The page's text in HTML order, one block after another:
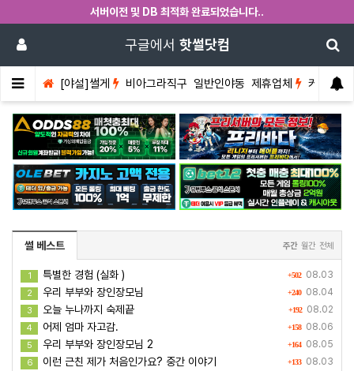
서버이전 및 DB 최적화 완료되었습니다..
구글에서 핫썰닷컴
[야설]썰게 비아그라직구 일반인야동 제휴업체 커뮤니티
썰 베스트 주간 월간 전체
+502 08.03
1 특별한 경험 (실화 )
+240 08.04
2 우리 부부와 장인장모님
+192 08.02
3 오늘 누나까지 숙제끝
+158 08.06
4 어제 엄마 자고감.
+164 08.05
5 우리 부부와 장인장모님 2
+133 08.03
6 이런 근친 제가 처음인가요? 중간 이야기